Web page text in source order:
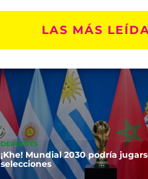
LAS MÁS
DEPORTES
¡Khe! Mundial 2030 podría
selecciones